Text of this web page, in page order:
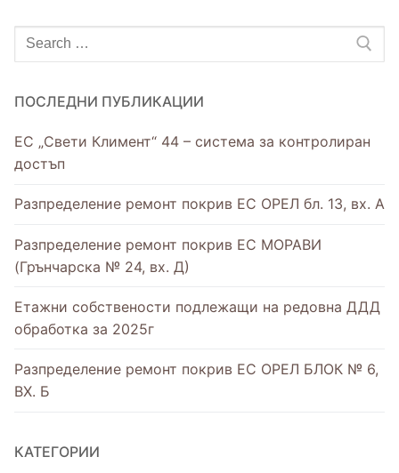
ПОСЛЕДНИ ПУБЛИКАЦИИ
ЕС „Свети Климент“ 44 – система за контролиран
достъп
Разпределение ремонт покрив ЕС ОРЕЛ бл. 13, вх. А
Разпределение ремонт покрив ЕС МОРАВИ
(Грънчарска № 24, вх. Д)
Етажни собствености подлежащи на редовна ДДД
обработка за 2025г
Разпределение ремонт покрив ЕС ОРЕЛ БЛОК № 6,
ВХ. Б
КАТЕГОРИИ